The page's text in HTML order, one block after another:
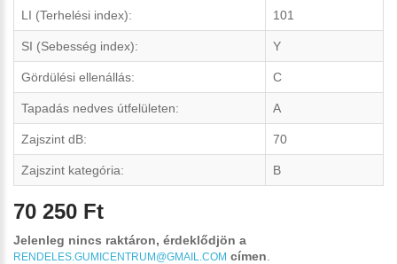
LI (Terhelési index): 101
SI (Sebesség index): Y
Gördülési ellenállás: C
Tapadás nedves útfelületen: A
Zajszint dB: 70
Zajszint kategória: B
70 250 Ft
Jelenleg nincs raktáron, érdeklődjön a
RENDELES.GUMICENTRUM@GMAIL.COM címen